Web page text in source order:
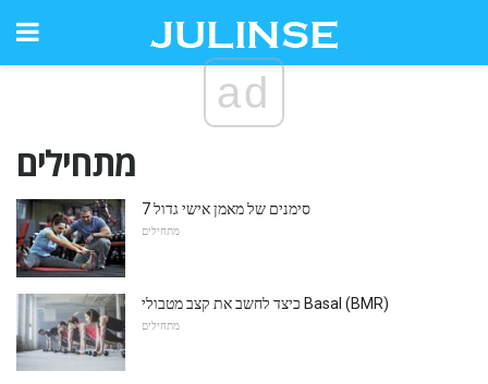
ad
מתחילים
7 סימנים של מאמן אישי גדול
מתחילים
כיצד לחשב את קצב מטבולי Basal (BMR)
מתחילים